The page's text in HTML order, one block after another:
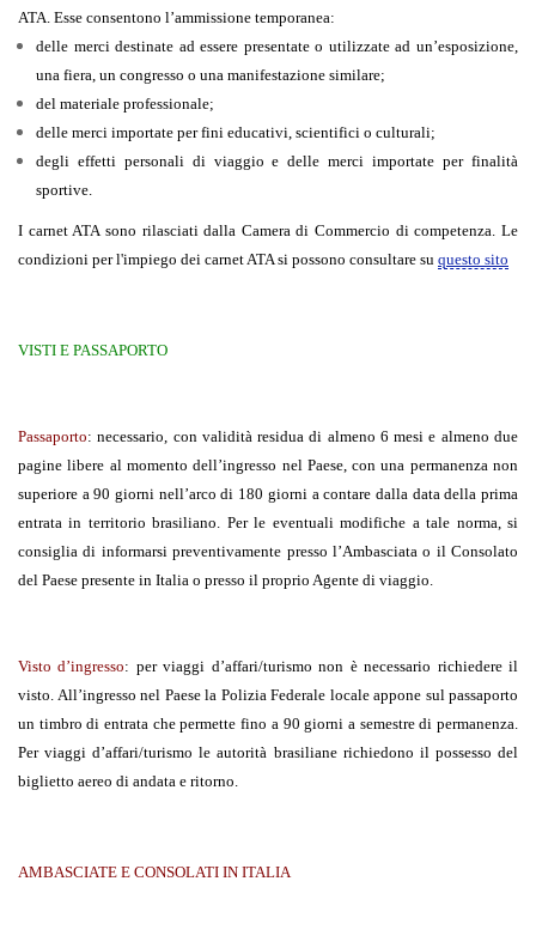
ATA. Esse consentono l’ammissione temporanea:
delle merci destinate ad essere presentate o utilizzate ad un’esposizione,
una fiera, un congresso o una manifestazione similare;
del materiale professionale;
delle merci importate per fini educativi, scientifici o culturali;
degli effetti personali di viaggio e delle merci importate per finalità
sportive.
I carnet ATA sono rilasciati dalla Camera di Commercio di competenza. Le
condizioni per l'impiego dei carnet ATA si possono consultare su questo sito
VISTI E PASSAPORTO
Passaporto:necessario, con validità residua di almeno 6 mesi e almeno due
pagine libere al momento dell’ingresso nel Paese, con una permanenza non
superiore a 90 giorni nell’arco di 180 giorni a contare dalla data della prima
entrata in territorio brasiliano. Per le eventuali modifiche a tale norma, si
consiglia di informarsi preventivamente presso l’Ambasciata o il Consolato
del Paese presente in Italia o presso il proprio Agente di viaggio.
Visto d’ingresso: per viaggi d’affari/turismo non è necessario richiedere il
visto. All’ingresso nel Paese la Polizia Federale locale appone sul passaporto
un timbro di entrata che permette fino a 90 giorni a semestre di permanenza.
Per viaggi d’affari/turismo le autorità brasiliane richiedono il possesso del
biglietto aereo di andata e ritorno.
AMBASCIATE E CONSOLATI IN ITALIA